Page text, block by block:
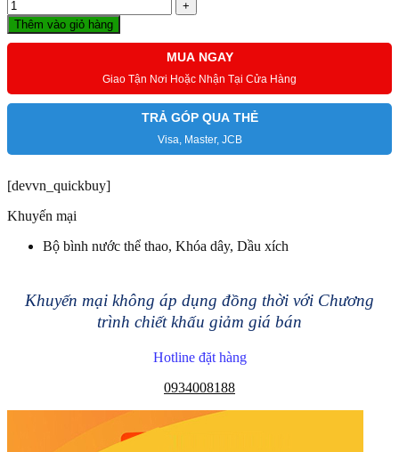
Thêm vào giỏ hàng
MUA NGAY
Giao Tận Nơi Hoặc Nhận Tại Cửa Hàng
TRẢ GÓP QUA THẺ
Visa, Master, JCB
[devvn_quickbuy]
Khuyến mại
Bộ bình nước thể thao, Khóa dây, Dầu xích
Khuyến mại không áp dụng đồng thời với Chương
trình chiết khấu giảm giá bán
Hotline đặt hàng
0934008188